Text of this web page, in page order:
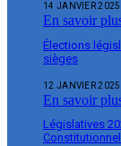
14 JANVIER 2025
En savoir
Élections
sièges
12 JANVIER 2025
En savoir
Législatives
Constitutionnel